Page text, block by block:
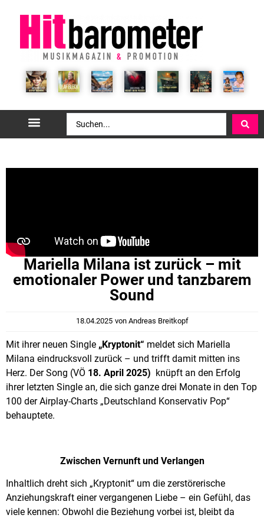
Mariella Milana ist zurück – mit
emotionaler Power und tanzbarem
Sound
18.04.2025 vonAndreas Breitkopf
Mit ihrer neuen Single „Kryptonit“ meldet sich Mariella
Milana eindrucksvoll zurück – und trifft damit mitten ins
Herz. Der Song (VÖ 18. April 2025) knüpft an den Erfolg
ihrer letzten Single an, die sich ganze drei Monate in den Top
100 der Airplay-Charts „Deutschland Konservativ Pop“
behauptete.
Zwischen Vernunft und Verlangen
Inhaltlich dreht sich „Kryptonit“ um die zerstörerische
Anziehungskraft einer vergangenen Liebe – ein Gefühl, das
viele kennen: Obwohl die Beziehung vorbei ist, bleibt da